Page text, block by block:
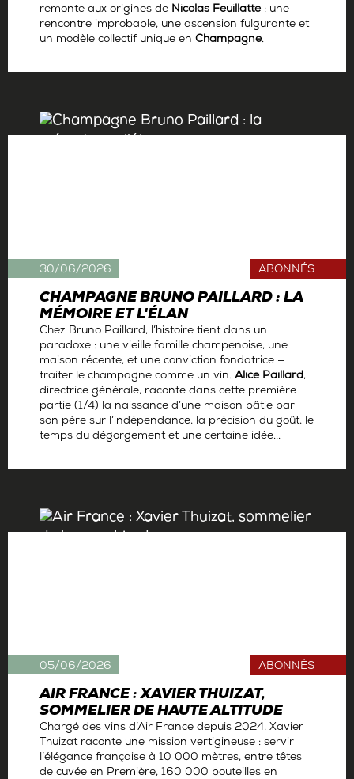
remonte aux origines de Nicolas Feuillatte: une
rencontre improbable, une ascension fulgurante et
un modèle collectif unique en Champagne.
CHAMPAGNE BRUNO PAILLARD : LA
MÉMOIRE ET L'ÉLAN
ABONNÉS
Chez Bruno Paillard, l’histoire tient dans un
paradoxe : une vieille famille champenoise, une
maison récente, et une conviction fondatrice —
traiter le champagne comme un vin. Alice Paillard,
directrice générale, raconte dans cette première
partie (1/4) la naissance d’une maison bâtie par
son père sur l’indépendance, la précision du goût, le
temps du dégorgement et une certaine idée...
30/06/2026
AIR FRANCE : XAVIER THUIZAT,
SOMMELIER DE HAUTE ALTITUDE
ABONNÉS
Chargé des vins d’Air France depuis 2024, Xavier
Thuizat raconte une mission vertigineuse : servir
l’élégance française à 10 000 mètres, entre têtes
de cuvée en Première, 160 000 bouteilles en
05/06/2026